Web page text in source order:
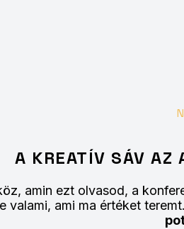
A KREATÍV SÁV AZ
amin ezt olvasod, a
valami, ami ma értéket teremt.